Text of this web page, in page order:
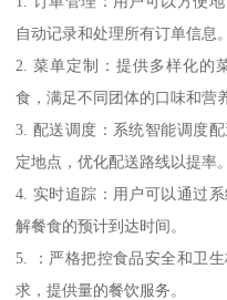
自动记录和处理所有订单信息。
2. 菜单定制：提供多样化的
食，满足不同团体的口味和营
3. 配送调度：系统智能调度
定地点，优化配送路线以提率。
4. 实时追踪：用户可以通过
解餐食的预计到达时间。
5. ：严格把控食品安全和卫
求，提供量的餐饮服务。